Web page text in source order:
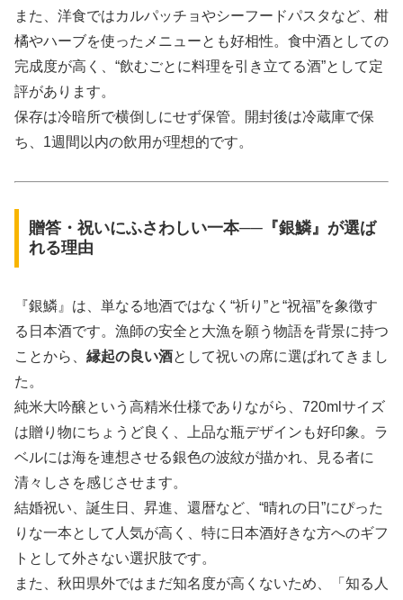
また、洋食ではカルパッチョやシーフードパスタなど、柑
橘やハーブを使ったメニューとも好相性。食中酒としての
完成度が高く、“飲むごとに料理を引き立てる酒”として定
評があります。
保存は冷暗所で横倒しにせず保管。開封後は冷蔵庫で保
ち、1週間以内の飲用が理想的です。
贈答・祝いにふさわしい一本──『銀鱗』が選ば
れる理由
『銀鱗』は、単なる地酒ではなく“祈り”と“祝福”を象徴す
る日本酒です。漁師の安全と大漁を願う物語を背景に持つ
ことから、 縁起の良い酒として祝いの席に選ばれてきまし
た。
純米大吟醸という高精米仕様でありながら、720mlサイズ
は贈り物にちょうど良く、上品な瓶デザインも好印象。ラ
ベルには海を連想させる銀色の波紋が描かれ、見る者に
清々しさを感じさせます。
結婚祝い、誕生日、昇進、還暦など、“晴れの日”にぴった
りな一本として人気が高く、特に日本酒好きな方へのギフ
トとして外さない選択肢です。
また、秋田県外ではまだ知名度が高くないため、「知る人